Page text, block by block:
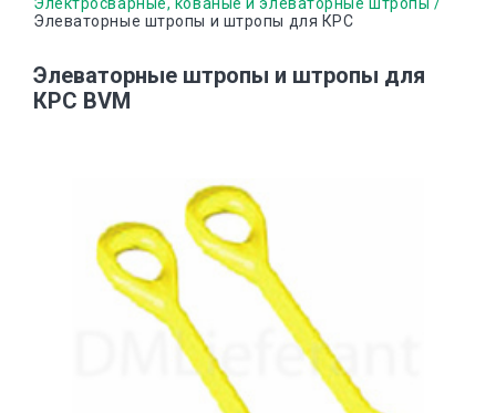
основному
навигации
Элеваторные штропы и штропы для КРС
Элеваторные штропы и штропы для
КРС BVM